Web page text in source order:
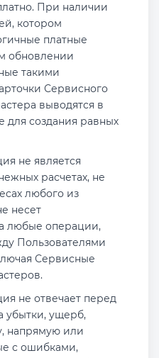
При наличии
котором
платные
обновлении
такими
Сервисного
выводятся в
для создания равных
не является
расчетах, не
любого из
несет
любые операции,
Пользователями
Сервисные
не отвечает перед
убытки, ущерб,
напрямую или
с ошибками,